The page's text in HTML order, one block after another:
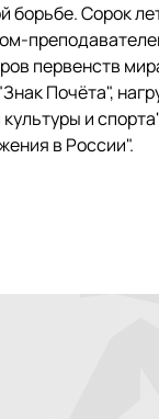
Сорок
первенств
Почёта",
и
в России".